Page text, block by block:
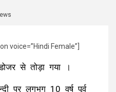
voice=”Hindi Female”]
से तोड़ा गया ।
पर लगभग 10 वर्ष पूर्व